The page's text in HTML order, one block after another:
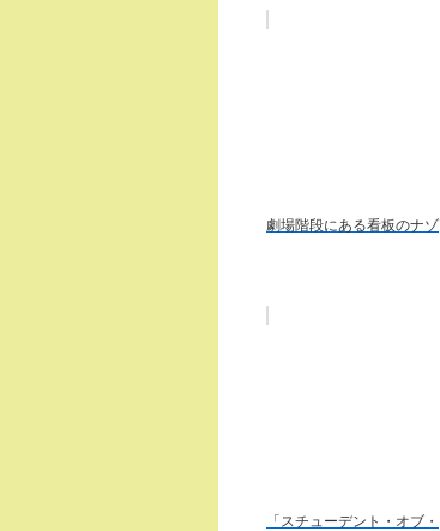
劇場階段にある看板のナゾ
「スチューデント・オブ・